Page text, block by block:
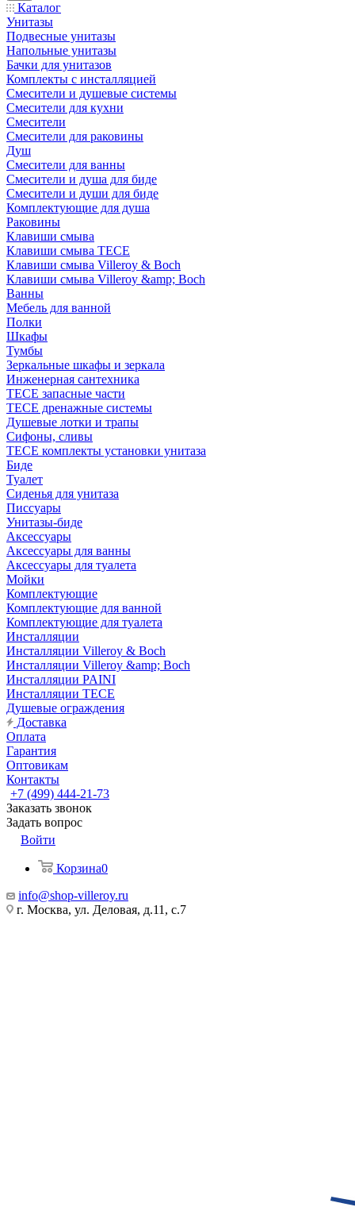
Каталог
Унитазы
Подвесные унитазы
Напольные унитазы
Бачки для унитазов
Комплекты с инсталляцией
Смесители и душевые системы
Смесители для кухни
Смесители
Смесители для раковины
Душ
Смесители для ванны
Смесители и душа для биде
Смесители и души для биде
Комплектующие для душа
Раковины
Клавиши смыва
Клавиши смыва TECE
Клавиши смыва Villeroy & Boch
Клавиши смыва Villeroy &amp; Boch
Ванны
Мебель для ванной
Полки
Шкафы
Тумбы
Зеркальные шкафы и зеркала
Инженерная сантехника
TECE запасные части
TECE дренажные системы
Душевые лотки и трапы
Сифоны, сливы
TECE комплекты установки унитаза
Биде
Туалет
Сиденья для унитаза
Писсуары
Унитазы-биде
Аксессуары
Аксессуары для ванны
Аксессуары для туалета
Мойки
Комплектующие
Комплектующие для ванной
Комплектующие для туалета
Инсталляции
Инсталляции Villeroy & Boch
Инсталляции Villeroy &amp; Boch
Инсталляции PAINI
Инсталляции TECE
Душевые ограждения
Доставка
Оплата
Гарантия
Оптовикам
Контакты
+7 (499) 444-21-73
Заказать звонок
Задать вопрос
Войти
Корзина0
info@shop-villeroy.ru
г. Москва, ул. Деловая, д.11, с.7